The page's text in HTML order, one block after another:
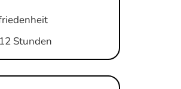
Stunden